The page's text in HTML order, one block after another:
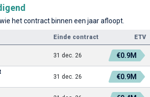
het contract binnen een jaar afloopt.
Einde contract
ETV
31 dec. 26 €0.9M
31 dec. 26 €0.9M